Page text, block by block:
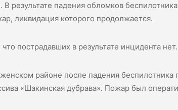
В результате падения обломков
ликвидация которого продолжается.
пострадавших в результате инцидента нет.
районе после падения беспилотника
«Шакинская дубрава». Пожар был